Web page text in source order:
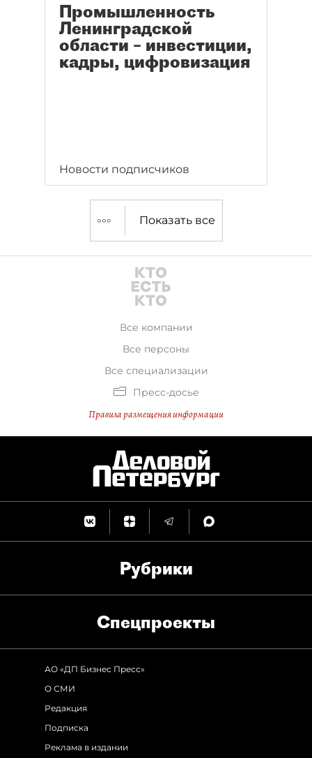
Промышленность
Ленинградской
области – инвестиции,
кадры, цифровизация
Новости подписчиков
Показать все
Все компании
Все персоны
Все специализации
Пресс-досье
Правила размещения информации
Рубрики
Спец­проекты
АО «ДП Бизнес Пресс»
О СМИ
Редакция
Подписка
Реклама в издании